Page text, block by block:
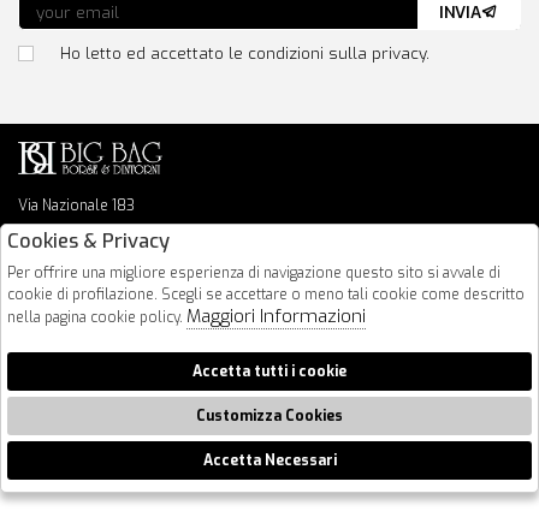
Via Nazionale 183
64026 Roseto Degli Abruzzi
info@bigbagshoponline.it
follow us
Ho letto ed accettato le condizioni sulla privacy.
INVIA
2026 BigBag - P.iva : 00916940679 Powered by
🍪
Cookies & Privacy
Per offrire una migliore esperienza di navigazione questo sito si avvale di
cookie di profilazione. Scegli se accettare o meno tali cookie come descritto
nella pagina cookie policy. Maggiori Informazioni
Accetta tutti i cookie
Customizza Cookies
Accetta Necessari